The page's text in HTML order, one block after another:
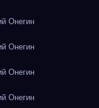
Онегин
Онегин
Онегин
Онегин